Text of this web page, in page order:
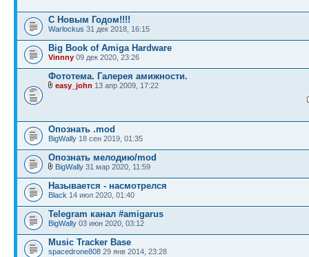
С Новым Годом!!!!
Warlockus 31 дек 2018, 16:15
Big Book of Amiga Hardware
Vinnny 09 дек 2020, 23:26
Фототема. Галерея амижности.
easy_john 13 апр 2009, 17:22
Опознать .mod
BigWally 18 сен 2019, 01:35
Опознать мелодию/mod
BigWally 31 мар 2020, 11:59
Называется - насмотрелся
Black 14 июл 2020, 01:40
Telegram канал #amigarus
BigWally 03 июн 2020, 03:12
Music Tracker Base
spacedrone808 29 янв 2014, 23:28